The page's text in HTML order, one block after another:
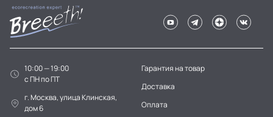
10:00 — 19:00
c ПН по ПТ
г. Москва, улица Клинская,
дом 6
Гарантия на товар
Доставка
Оплата